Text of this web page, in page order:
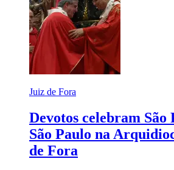
Juiz de Fora
Devotos celebram São
São Paulo na
de Fora